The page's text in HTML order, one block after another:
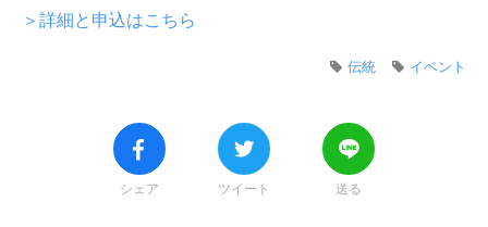
＞詳細と申込はこちら
イベント
伝統
シェア ツイート 送る